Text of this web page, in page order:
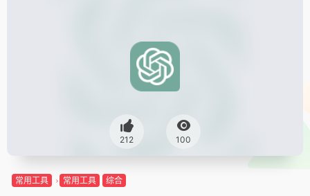
212 100
常用工具 常用工具 综合